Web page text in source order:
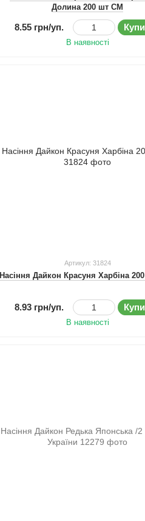
Долина 200 шт СМ
8.55 грн/уп.
В наявності
Артикул: 31824
Насіння Дайкон Красуня Харбіна
8.93 грн/уп.
В наявності